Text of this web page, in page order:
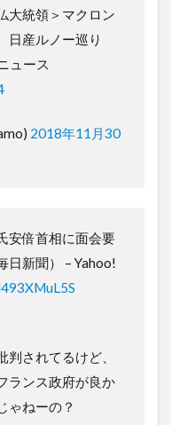
大統領＞マクロン
産ルノー巡り
ュース
2018年11月30
安倍首相に面会要
新聞） – Yahoo!
判されてるけど、
ランス政府が良か
ゃねーの？